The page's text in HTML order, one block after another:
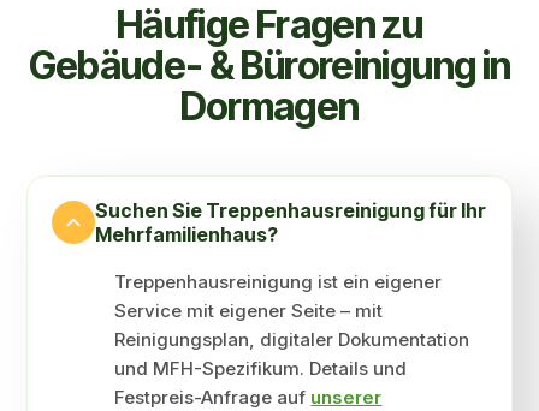
Häufige Fragen zu
Gebäude- & Büro­reinigung in
Dormagen
Suchen Sie Treppen­haus­reinigung für Ihr
Mehr­familien­haus?
Treppenhausreinigung ist ein eigener
Service mit eigener Seite – mit
Reinigungsplan, digitaler Dokumentation
und MFH-Spezifikum. Details und
Festpreis-Anfrage auf unserer